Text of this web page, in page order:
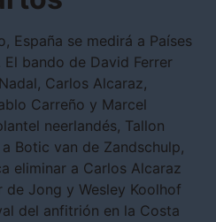
España se medirá a Países
bando de David Ferrer
Carlos Alcaraz,
Carreño y Marcel
neerlandés, Tallon
Botic van de Zandschulp,
eliminar a Carlos Alcaraz
de Jong y Wesley Koolhof
del anfitrión en la Costa